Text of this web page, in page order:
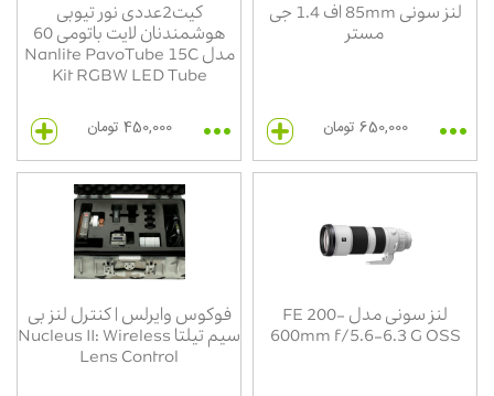
لنز سونی 85mm اف 1.4 جی
مستر
650,000 تومان
کیت2عددی نور تیوبی
هوشمندنان لایت باتومی 60
مدل Nanlite PavoTube 15C
Kit RGBW LED Tube
450,000 تومان
لنز سونی مدل FE 200-
600mm f/5.6-6.3 G OSS
فوکوس وایرلس | کنترل لنز بی
سیم تیلتا Nucleus II: Wireless
Lens Control